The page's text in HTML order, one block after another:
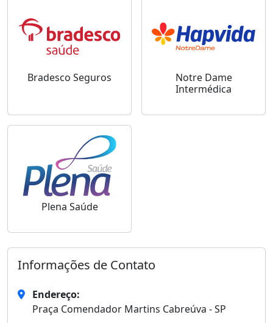
Bradesco Seguros
Notre Dame
Intermédica
Plena Saúde
Informações de Contato
Endereço:
Praça Comendador Martins Cabreúva - SP